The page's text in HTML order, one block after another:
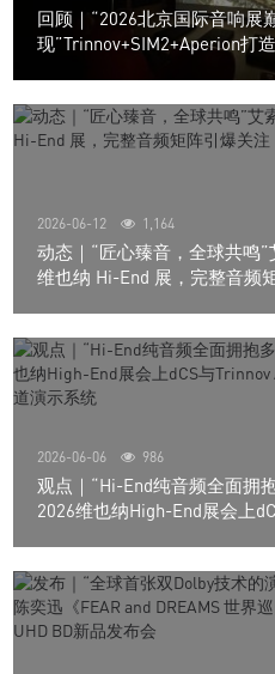
回顾｜“2026北京国际音响展
现”Trinnov+SIM2+Aperion打
2026-06-12 1,164
动态｜“匠心臻音，全球共鸣
维也纳 Hi-End 展，完整音频
2026-06-06 986
观点｜“Hi-End纯音频全面拥
2026维也纳High-End展会上